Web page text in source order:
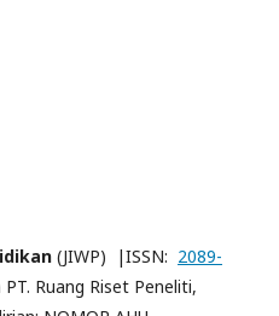
(JIWP) |ISSN: 2089-
Ruang Riset Peneliti,